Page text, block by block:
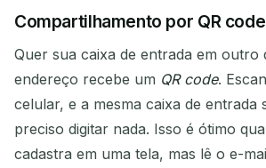
Compartilhamento por QR
Quer sua caixa de entrada em outro
endereço recebe um QR code.
celular, e a mesma caixa de entrada
preciso digitar nada. Isso é ótimo
cadastra em uma tela, mas lê o e-